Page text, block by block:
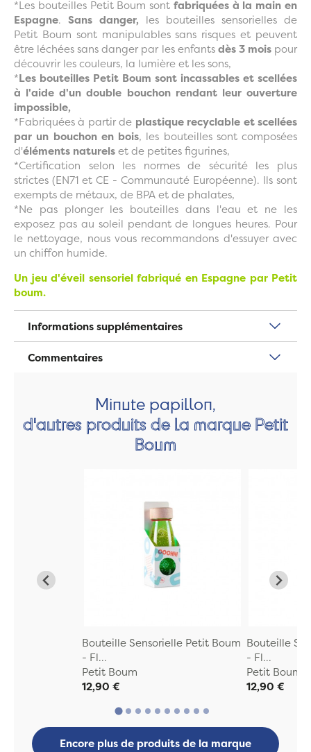
*Les bouteilles Petit Boum sont fabriquées à la main en
Espagne. Sans danger, les bouteilles sensorielles de
Petit Boum sont manipulables sans risques et peuvent
être léchées sans danger par les enfantsdès 3 moispour
découvrir les couleurs, la lumière et les sons,
*Les bouteilles Petit Boum sont incassables et scellées
à l'aide d'un double bouchon rendant leur ouverture
impossible,
*Fabriquées à partir de plastique recyclable et scellées
par un bouchon en bois, les bouteilles sont composées
d'éléments naturelset de petites figurines,
*Certification selon les normes de sécurité les plus
strictes (EN71 et CE - Communauté Européenne). Ils sont
exempts de métaux, de BPA et de phalates,
*Ne pas plonger les bouteilles dans l'eau et ne les
exposez pas au soleil pendant de longues heures. Pour
le nettoyage, nous vous recommandons d'essuyer avec
un chiffon humide.
Un jeu d'éveil sensoriel fabriqué en Espagne par Petit
boum.
Informations supplémentaires
Commentaires
Minute papillon,
d'autres produits de la marque Petit
Boum
Bouteille Sensorielle Petit Boum
- Fl...
Petit Boum
12,90 €
Bouteille
- Fl...
Petit Boum
12,90 €
Encore plus de produits de la marque